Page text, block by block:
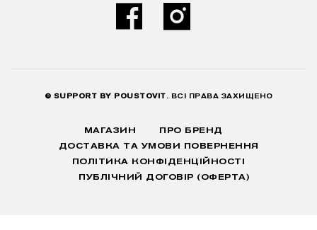
© SUPPORT BY POUSTOVIT. ВСІ ПРАВА ЗАХИЩЕНО
МАГАЗИН
ПРО БРЕНД
ДОСТАВКА ТА УМОВИ ПОВЕРНЕННЯ
ПОЛІТИКА КОНФІДЕНЦІЙНОСТІ
ПУБЛІЧНИЙ ДОГОВІР (ОФЕРТА)